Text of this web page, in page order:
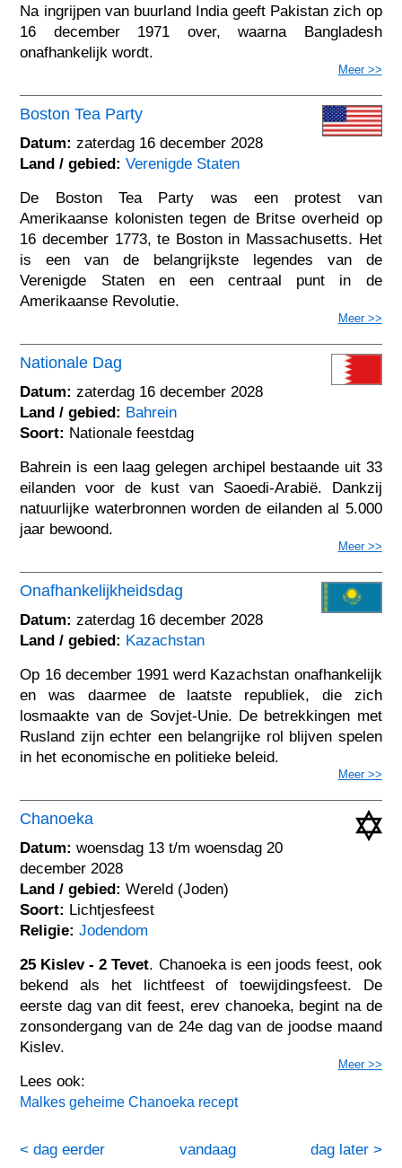
Na ingrijpen van buurland India geeft Pakistan zich op
16 december 1971 over, waarna Bangladesh
onafhankelijk wordt.
Meer >>
Boston Tea Party
Datum: zaterdag 16 december 2028
Land / gebied: Verenigde Staten
De Boston Tea Party was een protest van
Amerikaanse kolonisten tegen de Britse overheid op
16 december 1773, te Boston in Massachusetts. Het
is een van de belangrijkste legendes van de
Verenigde Staten en een centraal punt in de
Amerikaanse Revolutie.
Meer >>
Nationale Dag
Datum: zaterdag 16 december 2028
Land / gebied: Bahrein
Soort: Nationale feestdag
Bahrein is een laag gelegen archipel bestaande uit 33
eilanden voor de kust van Saoedi-Arabië. Dankzij
natuurlijke waterbronnen worden de eilanden al 5.000
jaar bewoond.
Meer >>
Onafhankelijkheidsdag
Datum: zaterdag 16 december 2028
Land / gebied: Kazachstan
Op 16 december 1991 werd Kazachstan onafhankelijk
en was daarmee de laatste republiek, die zich
losmaakte van de Sovjet-Unie. De betrekkingen met
Rusland zijn echter een belangrijke rol blijven spelen
in het economische en politieke beleid.
Meer >>
Chanoeka
Datum: woensdag 13 t/m woensdag 20
december 2028
Land / gebied: Wereld (Joden)
Soort: Lichtjesfeest
Religie: Jodendom
25 Kislev - 2 Tevet. Chanoeka is een joods feest, ook
bekend als het lichtfeest of toewijdingsfeest. De
eerste dag van dit feest, erev chanoeka, begint na de
zonsondergang van de 24e dag van de joodse maand
Kislev.
Meer >>
Lees ook:
Malkes geheime Chanoeka recept
< dag eerder dag later >
vandaag